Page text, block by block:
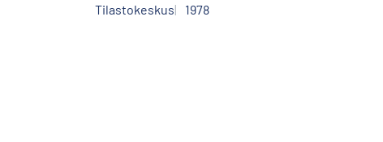
Tilastokeskus 1978